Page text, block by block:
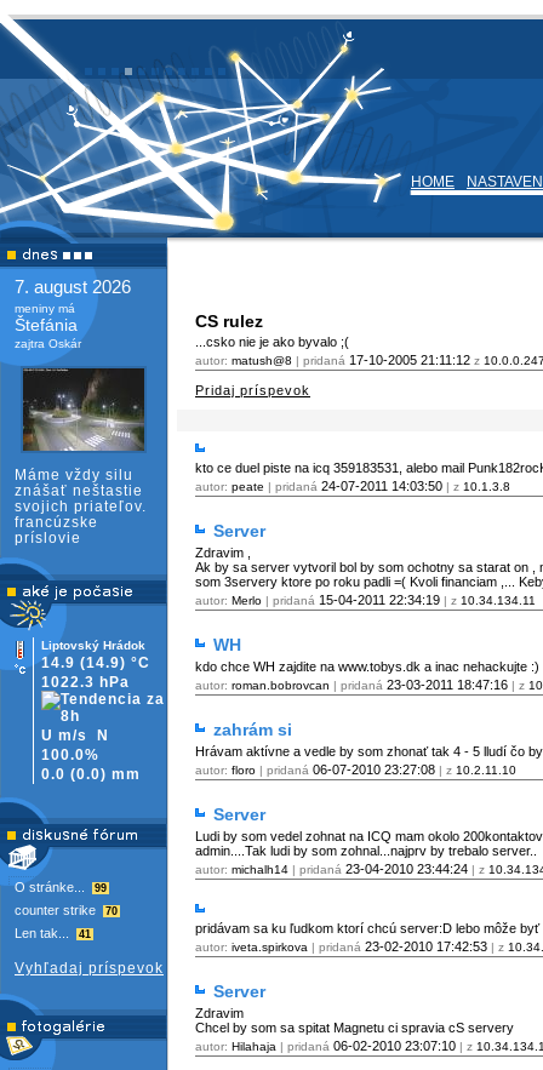
HOME
7. august 2026
meniny má
Štefánia
zajtra Oskár
Máme vždy silu
znášať neštastie
svojich priateľov.
francúzske
príslovie
Liptovský Hrádok
14.9 (14.9) °C
1022.3 hPa
U m/s
N
100.0%
0.0 (0.0) mm
O stránke... 99
counter strike 70
Len tak... 41
Vyhľadaj príspevok
CS rulez
...csko nie je ako byvalo ;(
autor: matush@8 | pridaná 17-10-2005 21:11:12 z
Pridaj príspevok
kto ce duel piste na icq 359183531, alebo mail
autor: peate | pridaná 24-07-2011 14:03:50 | z 10.1.3.8
Server
Zdravim ,
Ak by sa server vytvoril bol by som ochotny sa starat on ,
som 3servery ktore po roku padli =( Kvoli financiam ,...
autor: Merlo | pridaná 15-04-2011 22:34:19 | z 10.34.134.11
WH
kdo chce WH zajdite na www.tobys.dk a inac nehackujte :)
autor: roman.bobrovcan | pridaná 23-03-2011 18:47:16 | z
zahrám si
Hrávam aktívne a vedle by som zhonať tak 4 - 5 lludí čo
autor: floro | pridaná 06-07-2010 23:27:08 | z 10.2.11.10
Server
Ludi by som vedel zohnat na ICQ mam okolo
admin....Tak ludi by som zohnal...najprv by trebalo server..
autor: michalh14 | pridaná 23-04-2010 23:44:24 | z
pridávam sa ku ľudkom ktorí chcú server:D lebo môže byť
autor: iveta.spirkova | pridaná 23-02-2010 17:42:53 | z
Server
Zdravim
Chcel by som sa spitat Magnetu ci spravia cS servery
autor: Hilahaja | pridaná 06-02-2010 23:07:10 | z